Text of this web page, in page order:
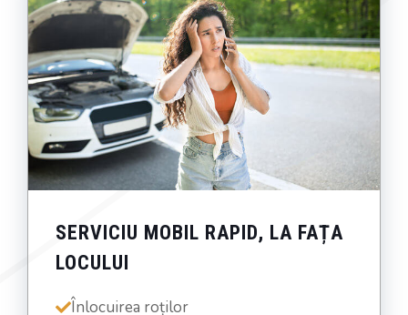
SERVICIU MOBIL RAPID, LA FAȚA
LOCULUI
Înlocuirea roților